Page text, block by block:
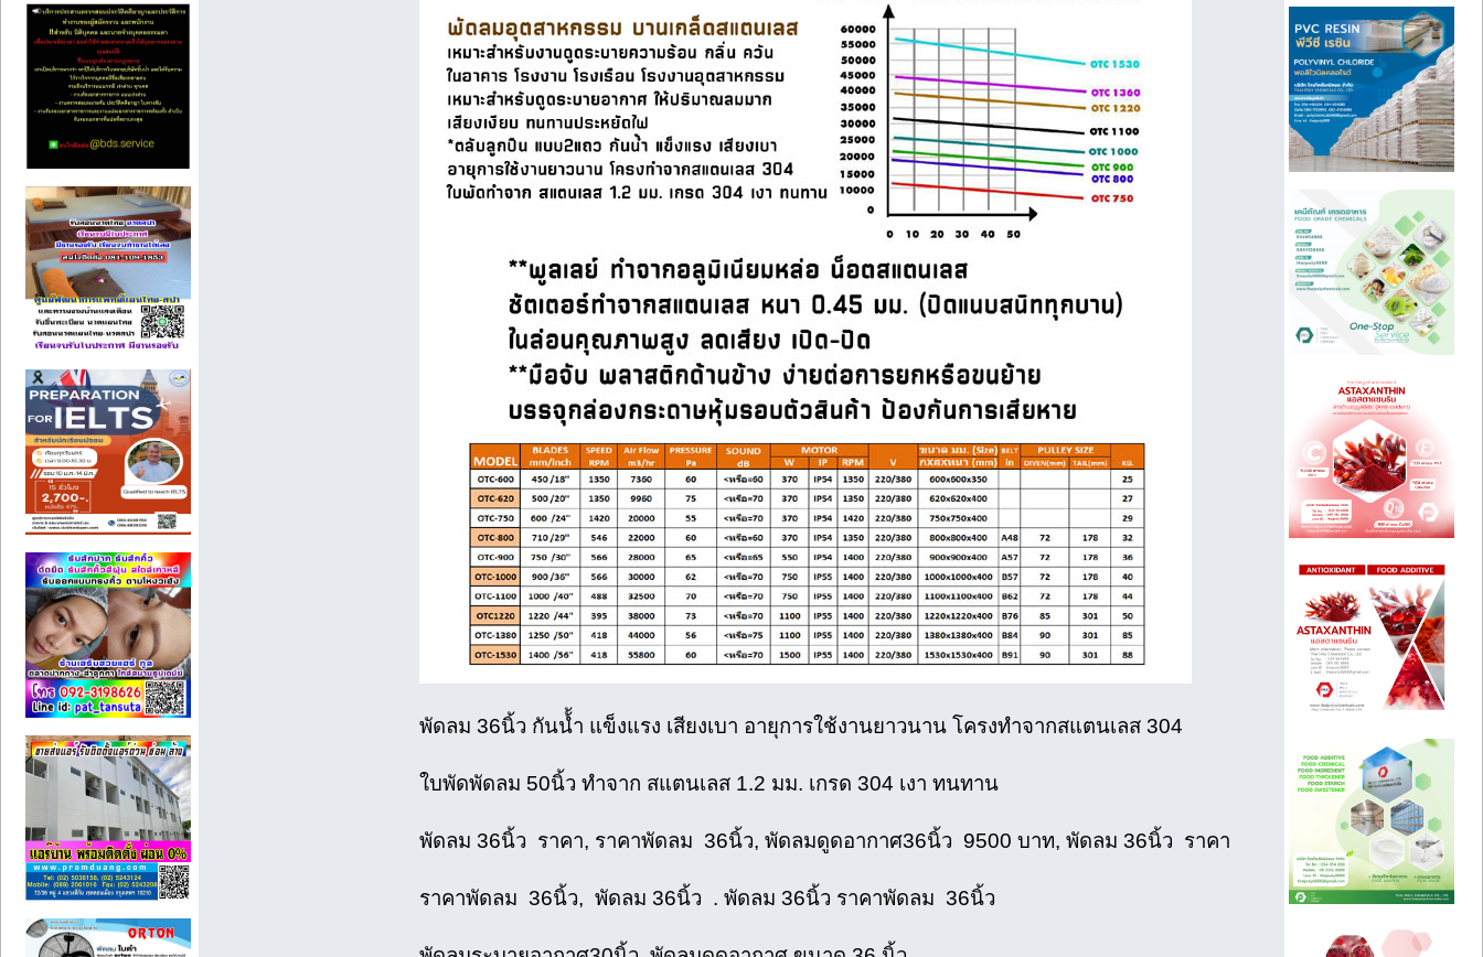
พัดลม 36นิ้ว กันน้้ำ แข็งแรง เสียงเบา อายุการใช้งานยาวนาน โครงทําจากสแตนเลส 304
ใบพัดพัดลม 50นิ้ว ทําจาก สแตนเลส 1.2 มม. เกรด 304 เงา ทนทาน
พัดลม 36นิ้ว ราคา, ราคาพัดลม 36นิ้ว, พัดลมดูดอากาศ36นิ้ว 9500 บาท, พัดลม 36นิ้ว ราคา
ราคาพัดลม 36นิ้ว, พัดลม 36นิ้ว . พัดลม 36นิ้ว ราคาพัดลม 36นิ้ว